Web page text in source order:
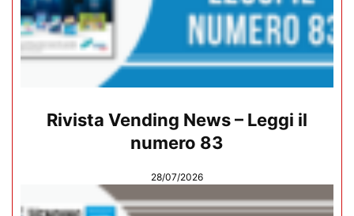
Rivista Vending News – Leggi il
numero 83
28/07/2026